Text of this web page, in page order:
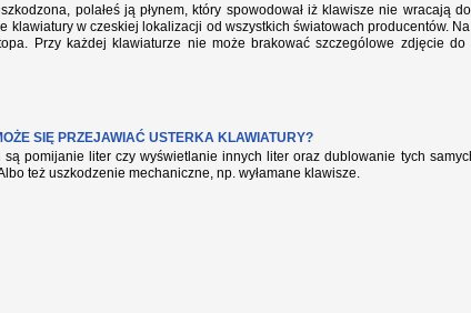
polałeś ją płynem, który spowodował iż klawisze nie wracają
klawiatury w czeskiej lokalizacji od wszystkich światowach producentów.
Przy każdej klawiaturze nie może brakować szczególowe zdjęcie
SIĘ PRZEJAWIAĆ USTERKA KLAWIATURY?
są pomijanie liter czy wyświetlanie innych liter oraz dublowanie tych
też uszkodzenie mechaniczne, np. wyłamane klawisze.